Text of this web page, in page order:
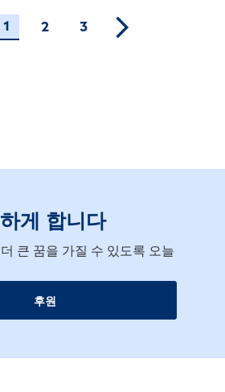
1 2 3
게 합니다
큰 꿈을 가질 수 있도록 오늘
후원